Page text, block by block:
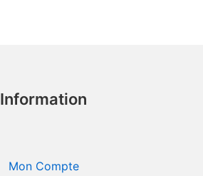
Information
Mon Compte